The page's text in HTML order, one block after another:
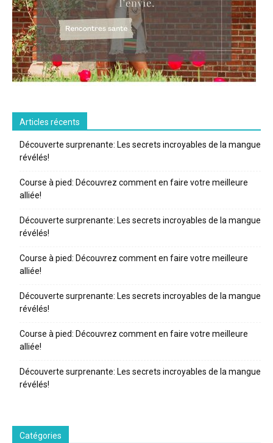
Articles récents
Découverte surprenante: Les secrets incroyables de la mangue
révélés!
Course à pied: Découvrez comment en faire votre meilleure
alliée!
Découverte surprenante: Les secrets incroyables de la mangue
révélés!
Course à pied: Découvrez comment en faire votre meilleure
alliée!
Découverte surprenante: Les secrets incroyables de la mangue
révélés!
Course à pied: Découvrez comment en faire votre meilleure
alliée!
Découverte surprenante: Les secrets incroyables de la mangue
révélés!
Catégories